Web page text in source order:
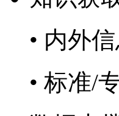
• 内外信
• 标准/